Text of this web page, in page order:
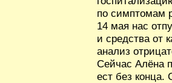
по симптомам
14 мая нас
и средства от
анализ
Сейчас Алёна
ест без конца.